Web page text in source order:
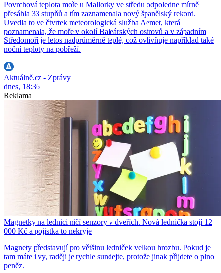
Povrchová teplota moře u Mallorky ve středu odpoledne mírně
přesáhla 33 stupňů a tím zaznamenala nový španělský rekord.
Uvedla to ve čtvrtek meteorologická služba Aemet, která
poznamenala, že moře v okolí Baleárských ostrovů a v západním
Středomoří je letos nadprůměrně teplé, což ovlivňuje například také
noční teploty na pobřeží.
Aktuálně.cz - Zprávy
dnes, 18:36
Reklama
Magnetky na lednici ničí senzory v dveřích. Nová lednička stojí 12
000 Kč a pojistka to nekryje
Magnety představují pro většinu ledniček velkou hrozbu. Pokud je
tam máte i vy, raději je rychle sundejte, protože jinak přijdete o plno
peněz.